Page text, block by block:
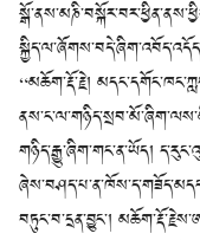
“མཆོག་རྡོ་རྗེ།
གཉིད་རྒྱུ་ཞིག་གང་ན་ཡོད།
བཏུང་བ་དྲན་བྱུང་།